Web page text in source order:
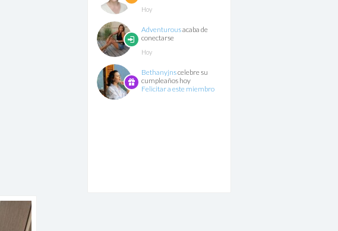
Hoy
Adventurousacaba de
conectarse
Hoy
Bethanyjnscelebre su
cumpleaños hoy
Felicitar a este miembro